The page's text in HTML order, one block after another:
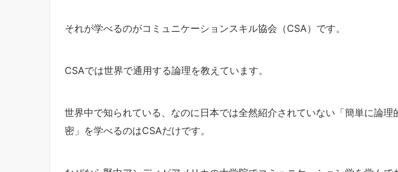
それが学べるのがコミュニケーションスキル協会（CSA）です。
CSAでは世界で通用する論理を教えています。
世界中で知られている、なのに日本では全然紹介されていない「簡単に論理
密」を学べるのはCSAだけです。